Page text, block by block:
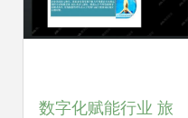
数字化赋能行业 旅